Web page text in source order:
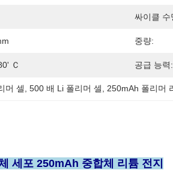
싸이클 수
중량:
Ｃ 공급 능력:
머 셀 , 500 배 Li 폴리머 셀 250mAh 폴리머
세포 250mAh 중합체 리튬 전지